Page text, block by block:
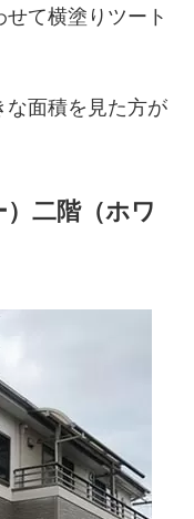
て横塗りツート
な面積を見た方が
二階（ホワ